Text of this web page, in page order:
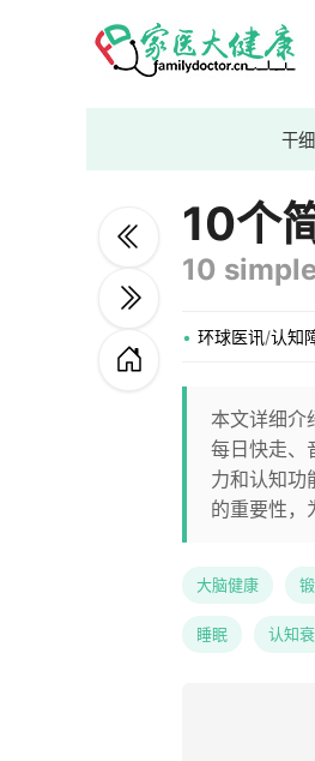
干
10个
10
环球医讯/认知
本文详细介
每日快走、
力和认知功
的重要性，
大脑健康
睡眠 认知